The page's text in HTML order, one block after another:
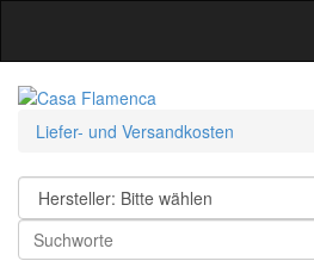
Liefer- und Versandkosten